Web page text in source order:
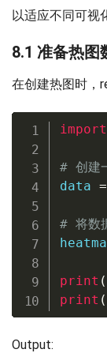
以适应不同可视
8.1 准备热图
在创建热图时，
import
# 创建
data =
# 将数
print (
print (
Output: